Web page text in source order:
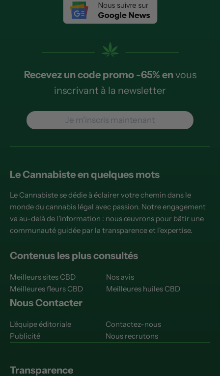
Recevez un code promo -65% envous
inscrivant à la newsletter
Je m'inscris maintenant
Le Cannabiste en quelques mots
Le Cannabiste se dédie à éclairer votre chemin dans le
monde du cannabis légal avec passion. Notre engagement
va au-delà de l'information : nous œuvrons pour bâtir une
communauté guidée par la transparence et l'expertise.
Contenus les plus consultés
Meilleurs sites CBD
Nos avis
Meilleures fleurs CBD
Meilleures huiles CBD
Nous Contacter
L'équipe éditoriale
Contactez-nous
Publicité
Nous recrutons
Transparence